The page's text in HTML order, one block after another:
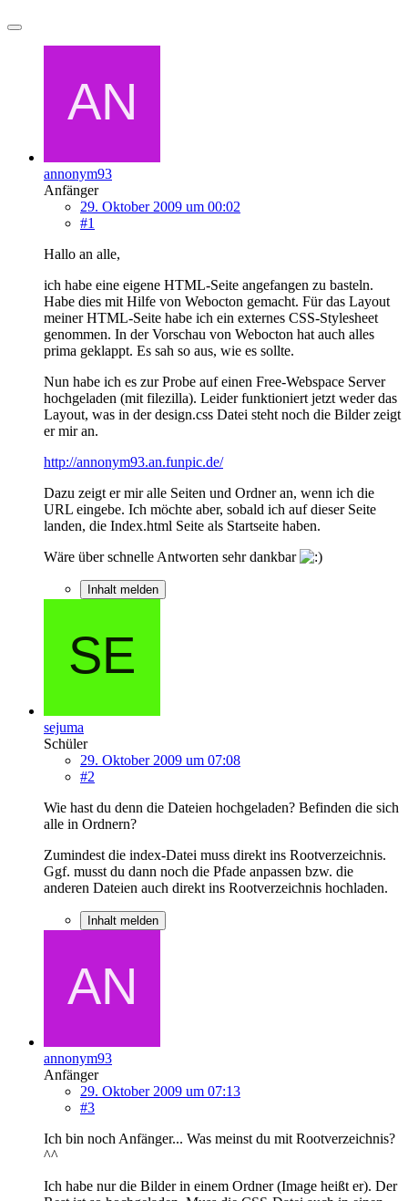
annonym93
Anfänger
29. Oktober 2009 um 00:02
#1
Hallo an alle,
ich habe eine eigene HTML-Seite angefangen zu basteln.
Habe dies mit Hilfe von Webocton gemacht. Für das Layout
meiner HTML-Seite habe ich ein externes CSS-Stylesheet
genommen. In der Vorschau von Webocton hat auch alles
prima geklappt. Es sah so aus, wie es sollte.
Nun habe ich es zur Probe auf einen Free-Webspace Server
hochgeladen (mit filezilla). Leider funktioniert jetzt weder das
Layout, was in der design.css Datei steht noch die Bilder zeigt
er mir an.
http://annonym93.an.funpic.de/
Dazu zeigt er mir alle Seiten und Ordner an, wenn ich die
URL eingebe. Ich möchte aber, sobald ich auf dieser Seite
landen, die Index.html Seite als Startseite haben.
Wäre über schnelle Antworten sehr dankbar
Inhalt melden
sejuma
Schüler
29. Oktober 2009 um 07:08
#2
Wie hast du denn die Dateien hochgeladen? Befinden die sich
alle in Ordnern?
Zumindest die index-Datei muss direkt ins Rootverzeichnis.
Ggf. musst du dann noch die Pfade anpassen bzw. die
anderen Dateien auch direkt ins Rootverzeichnis hochladen.
Inhalt melden
annonym93
Anfänger
29. Oktober 2009 um 07:13
#3
Ich bin noch Anfänger... Was meinst du mit Rootverzeichnis?
^^
Ich habe nur die Bilder in einem Ordner (Image heißt er). Der